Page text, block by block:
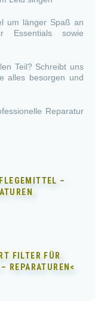
um länger Spaß an
Essentials sowie
Teil? Schreibt uns
alles besorgen und
Reparatur
–
FILTER FÜR
REPARATUREN<